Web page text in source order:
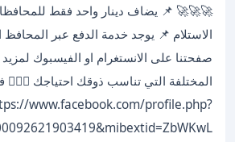
🚀🚀🚀 📌 يضاف دينار واحد فقط
الاستلام 📌 يوجد خدمة الدفع عبر المحافظ
صفحتنا على الانستغرام او الفيسبوك
المختلفة التي تناسب ذوقك احتياجك
www.facebook.com/profile.php?